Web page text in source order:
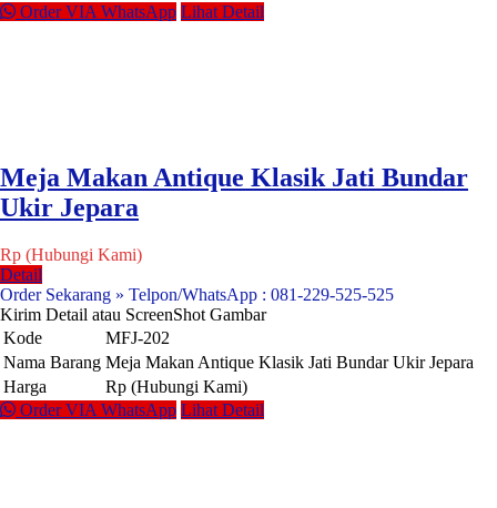
Order VIA WhatsApp Lihat Detail
Meja Makan Antique Klasik Jati Bundar
Ukir Jepara
Rp (Hubungi Kami)
Detail
Order Sekarang » Telpon/WhatsApp : 081-229-525-525
Kirim Detail atau ScreenShot Gambar
Kode
MFJ-202
Nama Barang Meja Makan Antique Klasik Jati Bundar Ukir Jepara
Harga
Rp (Hubungi Kami)
Order VIA WhatsApp Lihat Detail